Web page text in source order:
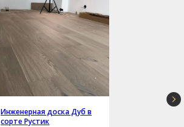
Инженерная доска Дуб в
сорте Рустик